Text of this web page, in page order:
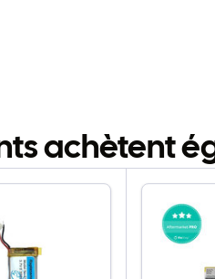
achètent